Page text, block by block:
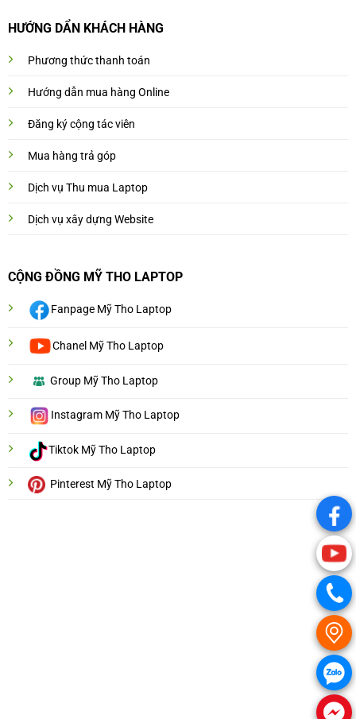
HƯỚNG DẨN KHÁCH HÀNG
Phương thức thanh toán
Hướng dẫn mua hàng Online
Đăng ký cộng tác viên
Mua hàng trả góp
Dịch vụ Thu mua Laptop
Dịch vụ xây dựng Website
CỘNG ĐỒNG MỸ THO LAPTOP
Fanpage Mỹ Tho Laptop
Chanel Mỹ Tho Laptop
Group Mỹ Tho Laptop
Instagram Mỹ Tho Laptop
Tiktok Mỹ Tho Laptop
Pinterest Mỹ Tho Laptop
.
.
.
.
.
.